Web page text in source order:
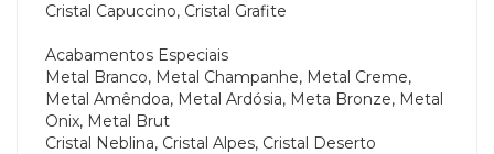
Cristal Capuccino, Cristal Grafite
Acabamentos Especiais
Metal Branco, Metal Champanhe, Metal Creme,
Metal Amêndoa, Metal Ardósia, Meta Bronze, Metal
Onix, Metal Brut
Cristal Neblina, Cristal Alpes, Cristal Deserto